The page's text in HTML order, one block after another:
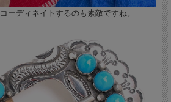
ーディネイトするのも素敵ですね。